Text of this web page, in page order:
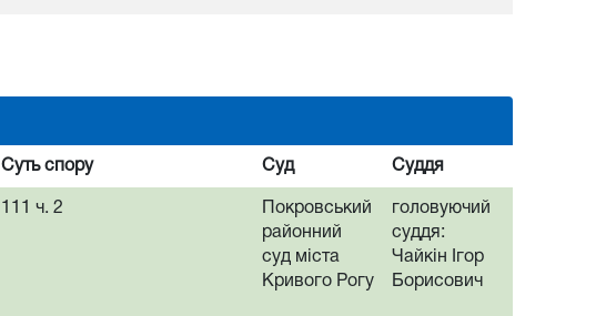
Суть спору Суд Суддя
111 ч. 2
Покровський
районний
суд міста
Кривого Рогу
головуючий
суддя:
Чайкін Ігор
Борисович